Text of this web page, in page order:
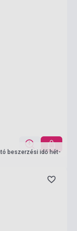
beszerzési idő hét-